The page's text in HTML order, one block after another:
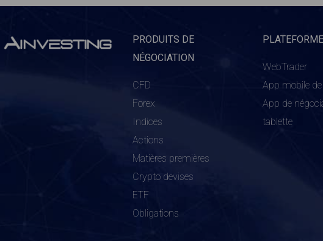
PRODUITS DE
NÉGOCIATION
CFD
Forex
Indices
Actions
Matières premières
Crypto devises
ETF
Obligations
PLATEFORME
WebTrader
App mobile
App de
tablette